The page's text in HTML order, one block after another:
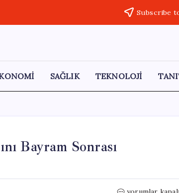
Subscribe
SAĞLIK TEKNOLOJİ
Bayram Sonrası
AKP,